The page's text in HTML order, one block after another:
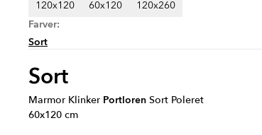
120x120 60x120 120x260
Farver:
Sort
Sort
Marmor Klinker Portloren Sort Poleret
60x120 cm